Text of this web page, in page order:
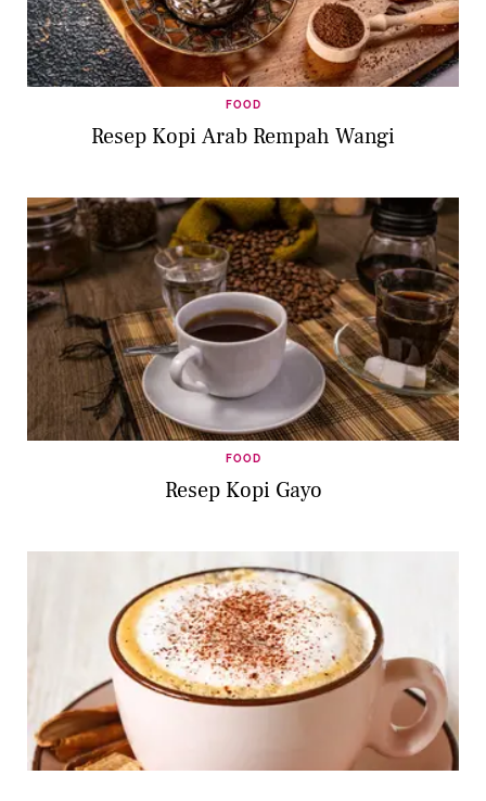
FOOD
Resep Kopi Arab Rempah Wangi
FOOD
Resep Kopi Gayo